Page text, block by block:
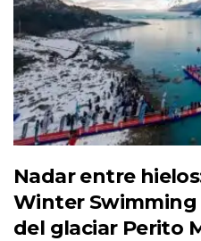
Nadar entre
Winter Swimming
del glaciar Perito